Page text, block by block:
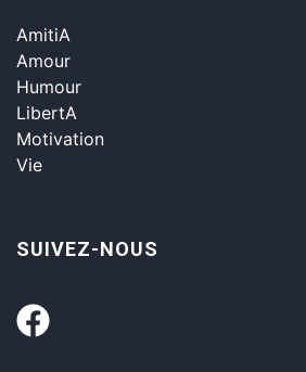
AmitiA
Amour
Humour
LibertA
Motivation
Vie
SUIVEZ-NOUS